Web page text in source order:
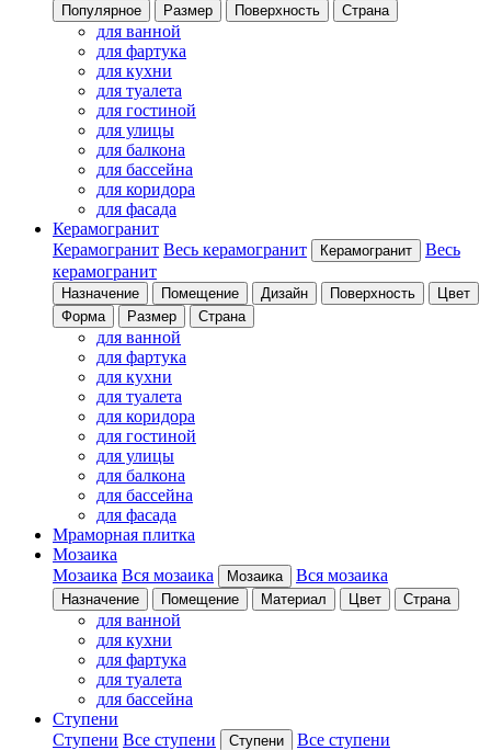
Популярное
Размер Поверхность Страна
для ванной
для фартука
для кухни
для туалета
для гостиной
для улицы
для балкона
для бассейна
для коридора
для фасада
Керамогранит
Керамогранит Весь керамогранит Керамогранит
Весь
керамогранит
Назначение Помещение Дизайн Поверхность
Цвет
Форма
Размер Страна
для ванной
для фартука
для кухни
для туалета
для коридора
для гостиной
для улицы
для балкона
для бассейна
для фасада
Мраморная плитка
Мозаика
Мозаика Вся мозаика Мозаика Вся мозаика
Назначение Помещение Материал Цвет Страна
для ванной
для кухни
для фартука
для туалета
для бассейна
Ступени
Ступени Все ступени Ступени Все ступени